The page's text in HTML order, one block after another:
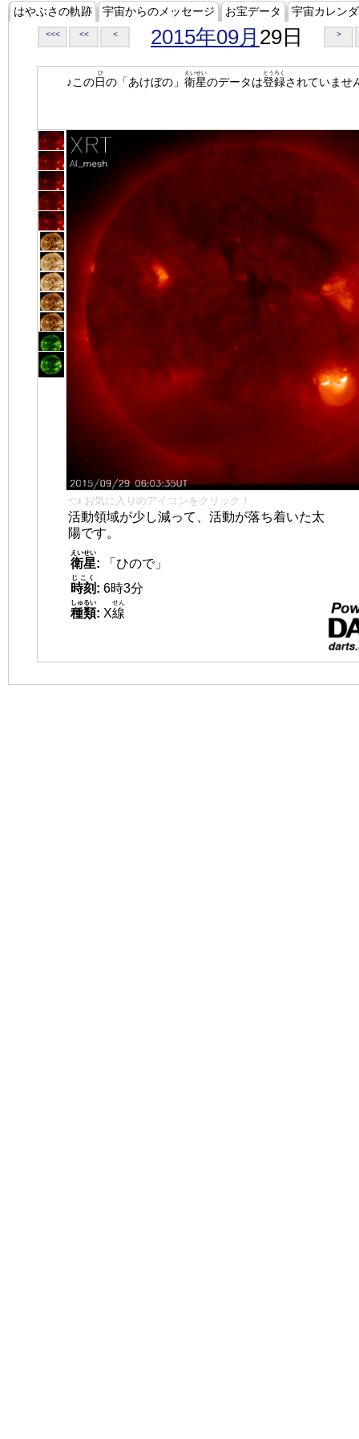
はやぶさの軌跡 宇宙からのメッセージ お宝データ 宇宙カレン
<<< << < 2015年09月 29日 >
♪この日
ひ
の「あけぼの」 衛星
えいせい
のデータは登録
とうろく
されていませ
👈 お気に入りのアイコンをクリック！
活動領域が少し減って、活動が落ち着いた太
陽です。
衛星
えいせい
:
「ひので」
時刻
じこく
: 6時3分
種類
しゅるい
: X線
せん